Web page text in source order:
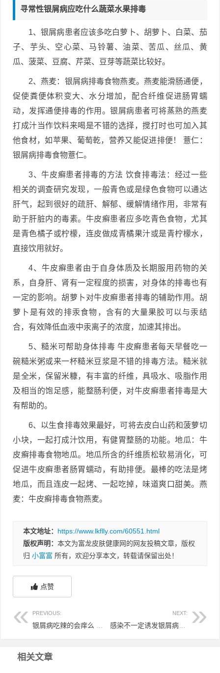
寻常性银屑病应吃什么蔬菜水果排毒
1、银屑病患者应该多吃白萝卜、胡萝卜、白菜、茄
子、芋头、空心菜、马铃薯、油菜、苦瓜、丝瓜、黄
瓜、菠菜、豆腐、芹菜、豆芽等蔬菜比较好。
2、燕麦：银屑病排毒食物燕麦。燕麦能滑肠通便，
促使粪便体积变大、水分增加，配合纤维促进肠胃蠕
动，发挥通便排毒的作用。银屑病患者可将蒸熟的燕麦
打成汁当作饮料来喝是不错的选择，搅打时也可加入其
他食材，如苹果、葡萄乾，营养又能促进排便！ 薏仁：
银屑病排毒食物薏仁。
3、牛皮癣患者排毒的方法 饮食排毒法：经过一些
相关的调查研究发现，一般青色或是绿色食物可以通达
肝气，起到很好的疏肝、解郁、缓解情绪作用，非常有
助于肝脏内的毒素。牛皮癣患者应多吃青色食物，尤其
是青色橘子或柠檬，连皮做成青橘果汁或是青柠檬水，
直接饮用就好。
4、牛皮癣患者由于自身体质及长期服用药物的关
系，自身肝、肾有一定程度的损害，对身体的排毒也有
一定的影响。胡萝卜对牛皮癣患者排毒的辅助作用。胡
萝卜是有效的排汞食物，含有的大量果胶可以与汞结
合，有效降低血液中汞离子的浓度，加速其排出。
5、糙米可帮助身体排毒 牛皮癣患者每天早餐吃一
碗糙米粥或来一杯糙米豆浆是不错的排毒方法。糙米就
是全米，保留米糠，有丰富的纤维，具吸水、吸脂作用
及相当的饱足感，能整肠利便，对牛皮癣患者排毒是大
有帮助的。
6、以生食排毒效果最好，可将去皮白山药和菠萝切
小块，一起打成汁饮用，有健胃整肠的功能。地瓜：牛
皮癣排毒食物地瓜。地瓜所含的纤维质松软易消化，可
促进牛皮癣患者肠胃蠕动，有助排便。最棒的吃法是烤
地瓜，而且连皮一起烤、一起吃掉，味道爽口甜美。燕
麦：牛皮癣排毒食物燕麦。
本文地址： https://www.lkflly.com/60551.html
版权声明： 本文为富龙皮肤健康网的网友投稿文章，版权
归 小富富 所有，欢迎分享本文，转载请保留出处！
点赞
PREVIOUS: NEXT:
感染不一定诱发银屑病 银屑病是感染性皮肤病吗
相关文章